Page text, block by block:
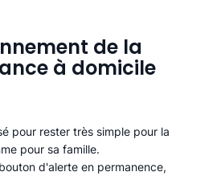
de la
à domicile
pour rester très simple pour la
pour sa famille.
d'alerte en permanence,